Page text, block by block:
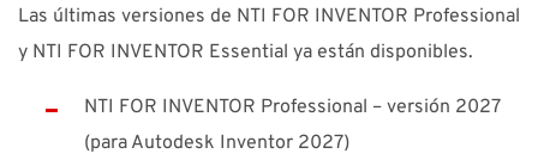
Las últimas versiones de NTI FOR INVENTOR Professional
y NTI FOR INVENTOR Essential ya están disponibles.
NTI FOR INVENTOR Professional – versión 2027
(para Autodesk Inventor 2027)